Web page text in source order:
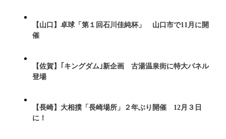
【山口】卓球「第１回石川佳純杯」 山口市で11月に開
催
【佐賀】｢キングダム｣新企画 古湯温泉街に特大パネル
登場
【長崎】大相撲「長崎場所」２年ぶり開催 12月３日
に！